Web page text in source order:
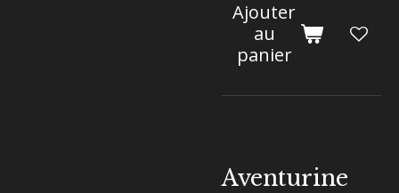
Ajouter
au
panier
Aventurine